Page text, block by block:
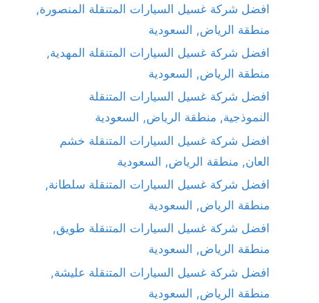
افضل شركة غسيل السيارات المتنقلة المنصورة,
منطقة الرياض, السعودية
افضل شركة غسيل السيارات المتنقلة المهدية,
منطقة الرياض, السعودية
افضل شركة غسيل السيارات المتنقلة
النموذجية, منطقة الرياض, السعودية
افضل شركة غسيل السيارات المتنقلة خشم
العان, منطقة الرياض, السعودية
افضل شركة غسيل السيارات المتنقلة سلطانة,
منطقة الرياض, السعودية
افضل شركة غسيل السيارات المتنقلة طويق,
منطقة الرياض, السعودية
افضل شركة غسيل السيارات المتنقلة عليشة,
منطقة الرياض, السعودية